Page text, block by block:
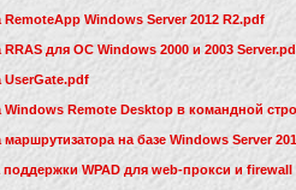
RemoteApp Windows Server 2012 R2.pdf
RRAS для ОС Windows 2000 и 2003
UserGate.pdf
Windows Remote Desktop в командной
на базе Windows Server
поддержки WPAD для web-прокси и